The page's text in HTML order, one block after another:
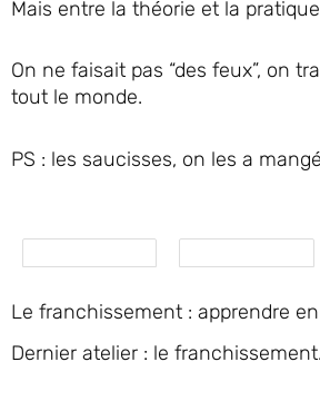
Mais entre la théorie et la
On ne faisait pas “des feux”, on
tout le monde.
PS : les saucisses, on les a
Le franchissement : apprendre
Dernier atelier : le franchissement.